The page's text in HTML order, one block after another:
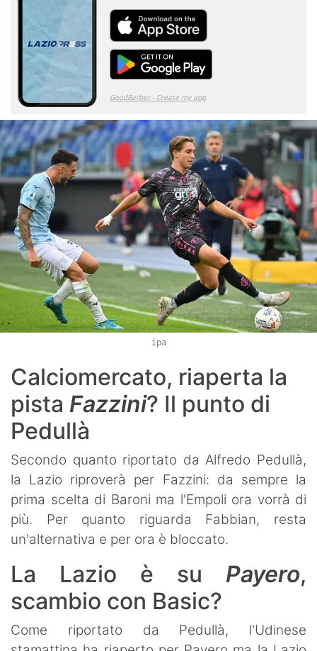
ipa
Calciomercato, riaperta la
pista Fazzini? Il punto di
Pedullà
Secondo quanto riportato da Alfredo Pedullà,
la Lazio riproverà per Fazzini: da sempre la
prima scelta di Baroni ma l'Empoli ora vorrà di
più. Per quanto riguarda Fabbian, resta
un'alternativa e per ora è bloccato.
La Lazio è su Payero,
scambio con Basic?
Come riportato da Pedullà, l'Udinese